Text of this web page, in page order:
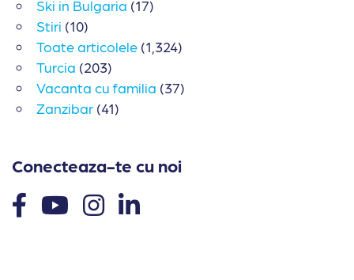
Ski in Bulgaria (17)
Stiri (10)
Toate articolele (1,324)
Turcia (203)
Vacanta cu familia (37)
Zanzibar (41)
Conecteaza-te cu noi